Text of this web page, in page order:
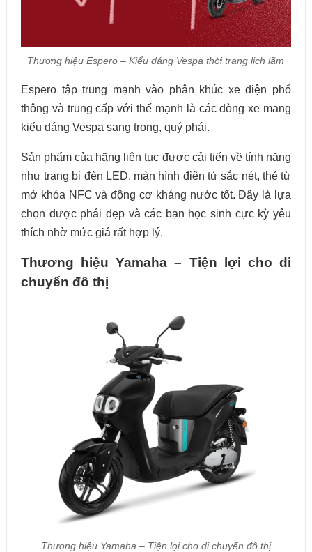
Thương hiệu Espero – Kiểu dáng Vespa thời trang lịch lãm
Espero tập trung mạnh vào phân khúc xe điện phổ
thông và trung cấp với thế mạnh là các dòng xe mang
kiểu dáng Vespa sang trọng, quý phái.
Sản phẩm của hãng liên tục được cải tiến về tính năng
như trang bị đèn LED, màn hình điện tử sắc nét, thẻ từ
mở khóa NFC và động cơ kháng nước tốt. Đây là lựa
chọn được phái đẹp và các bạn học sinh cực kỳ yêu
thích nhờ mức giá rất hợp lý.
Thương hiệu Yamaha – Tiện lợi cho di
chuyển đô thị
Thương hiệu Yamaha – Tiện lợi cho di chuyển đô thị